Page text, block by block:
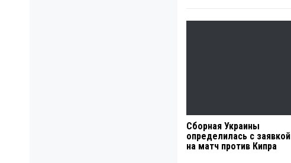
Сборная Украины
определилась с заявкой
на матч против Кипра